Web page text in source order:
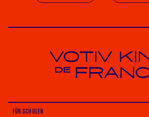
Votiv Kino und Kino De France in Wien
FÜR SCHULEN